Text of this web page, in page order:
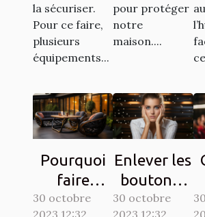
la sécuriser.
Pour ce faire,
plusieurs
équipements...
pour protéger
notre
maison....
Pourquoi
faire
confiance
30 octobre
Enlever les
boutons :
comment
30 octobre